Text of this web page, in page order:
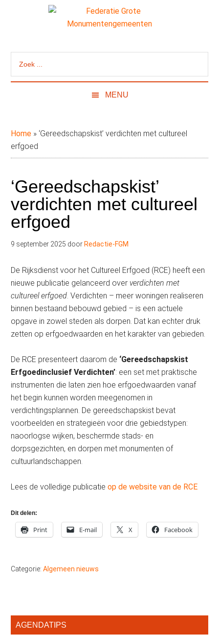
Grote
de
Federatie
Monumentengemeenten
MENU
Home » ‘Gereedschapskist’ verdichten met cultureel
erfgoed
‘Gereedschapskist’
verdichten met cultureel
erfgoed
9 september 2025 door Redactie-FGM
De Rijksdienst voor het Cultureel Erfgoed (RCE) heeft een
nieuwe publicatie gelanceerd over verdichten met
cultureel erfgoed. Verdichten – meer woningen realiseren
binnen bestaand bebouwd gebied – is een actuele
opgave in zowel steden als dorpen. Dat kan echter druk
zetten op erfgoedwaarden en het karakter van gebieden.
De RCE presenteert daarom de ‘Gereedschapskist
Erfgoedinclusief Verdichten’: een set met praktische
instrumenten die laten zien hoe erfgoedwaarden vanaf
het begin kunnen worden meegenomen in
verdichtingsplannen. De gereedschapskist bevat
voorbeelden en strategieën voor drie gebiedstypen:
naoorlogse wijken, beschermde stads- en
dorpsgezichten, en dorpen met monumenten of
cultuurlandschappen.
Lees de volledige publicatieop de website van de RCE
Dit delen:
Print E-mail X Facebook
Categorie:Algemeen nieuws
Primaire
AGENDATIPS